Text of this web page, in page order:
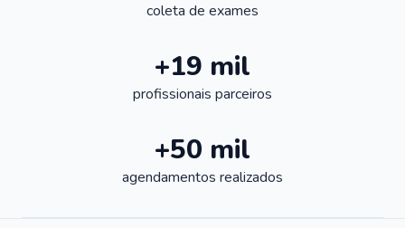
coleta de exames
+19 mil
profissionais parceiros
+50 mil
agendamentos realizados